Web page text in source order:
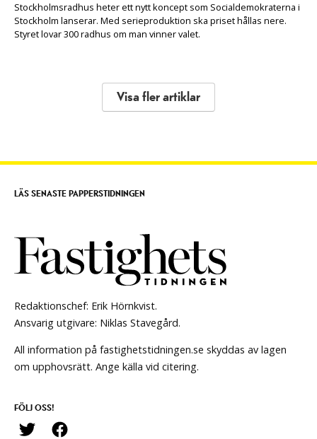
Stockholmsradhus heter ett nytt koncept som Socialdemokraterna i
Stockholm lanserar. Med serieproduktion ska priset hållas nere.
Styret lovar 300 radhus om man vinner valet.
Visa fler artiklar
Redaktionschef: Erik Hörnkvist.
Ansvarig utgivare: Niklas Stavegård.
All information på fastighetstidningen.se skyddas av lagen
om upphovsrätt. Ange källa vid citering.
FÖLJ OSS!
LÄS SENASTE PAPPERSTIDNINGEN